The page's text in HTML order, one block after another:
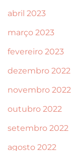
abril 2023
março 2023
fevereiro 2023
dezembro 2022
novembro 2022
outubro 2022
setembro 2022
agosto 2022